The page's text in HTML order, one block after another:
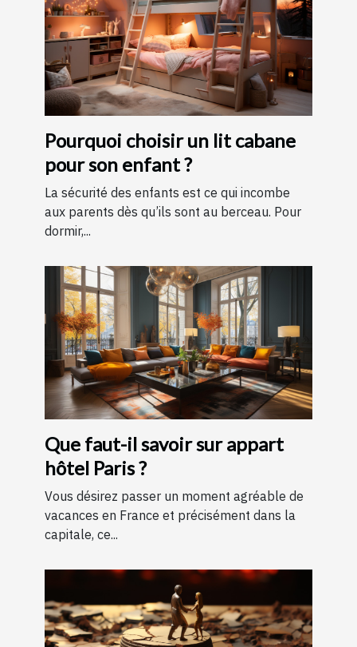
Pourquoi choisir un lit cabane
pour son enfant ?
La sécurité des enfants est ce qui incombe
aux parents dès qu’ils sont au berceau. Pour
dormir,...
Que faut-il savoir sur appart
hôtel Paris ?
Vous désirez passer un moment agréable de
vacances en France et précisément dans la
capitale, ce...